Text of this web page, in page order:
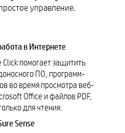
управление.
в Интернете
Click помогает защитить
ПО, программ-
во время просмотра веб-
Office и файлов PDF,
для чтения.
Sense